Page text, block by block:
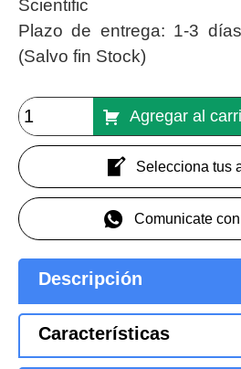
Scientific
Plazo de entrega: 1-3 días
(Salvo fin Stock)
Agregar al
Selecciona tus
Comunicate
Descripción
Características